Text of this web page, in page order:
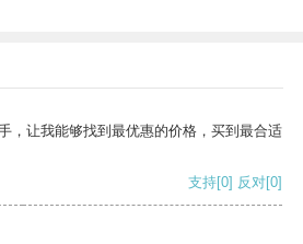
，让我能够找到最优惠的价格，买到最合适
支持[0] 反对[0]